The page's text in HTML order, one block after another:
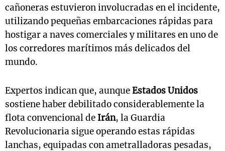
cañoneras estuvieron involucradas en el incidente,
utilizando pequeñas embarcaciones rápidas para
hostigar a naves comerciales y militares en uno de
los corredores marítimos más delicados del
mundo.
Expertos indican que, aunqueEstados Unidos
sostiene haber debilitado considerablemente la
flota convencional de Irán, la Guardia
Revolucionaria sigue operando estas rápidas
lanchas, equipadas con ametralladoras pesadas,